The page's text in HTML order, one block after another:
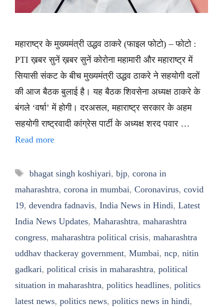
महाराष्ट्र के मुख्यमंत्री उद्धव ठाकरे (फाइल फोटो) – फोटो :
PTI ख़बर सुनें ख़बर सुनें कोरोना महामारी और महाराष्ट्र में
सियासी संकट के बीच मुख्यमंत्री उद्धव ठाकरे ने सहयोगी दलों
की आज बैठक बुलाई है। यह बैठक शिवसेना अध्यक्ष ठाकरे के
बंगले ‘वर्षा’ में होगी। दरअसल, महाराष्ट्र सरकार के अहम
सहयोगी राष्ट्रवादी कांग्रेस पार्टी के अध्यक्ष शरद पवार …
Read more
Tags
bhagat singh koshiyari, bjp, corona in
maharashtra, corona in mumbai, Coronavirus, covid
19, devendra fadnavis, India News in Hindi, Latest
India News Updates, Maharashtra, maharashtra
congress, maharashtra political crisis, maharashtra
uddhav thackeray government, Mumbai, ncp, nitin
gadkari, political crisis in maharashtra, political
situation in maharashtra, politics headlines, politics
latest news, politics news, politics news in hindi,